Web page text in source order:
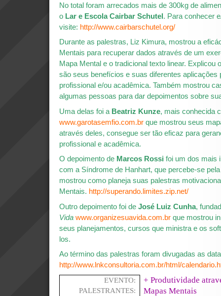
No total foram arrecados mais de 300kg de
o Lar e Escola Cairbar Schutel. Para conhecer
visite: http://www.cairbarschutel.org/
Durante as palestras, Liz Kimura, mostrou a
Mentais para recuperar dados através de um
Mapa Mental e o tradicional texto linear. Explicou
são seus benefícios e suas diferentes aplicações
profissional e/ou acadêmica. Também mostrou
algumas pessoas para dar depoimentos sobre
Uma delas foi a Beatriz Kunze, mais conhecida
www.garotasemfio.com.br que mostrou seus
através deles, consegue ser tão eficaz para
profissional e acadêmica.
O depoimento de Marcos Rossi foi um dos mais
com a Síndrome de Hanhart, que percebe-se
mostrou como planeja suas palestras
Mentais. http://superando.limites.zip.net/
Outro depoimento foi de José Luiz Cunha,
Vida www.organizesuavida.com.br que mostrou
seus planejamentos, cursos que ministra e os
los.
Ao término das palestras foram divugadas as
http://www.lnkconsultoria.com.br/html/
EVENTO:
PALESTRANTES:
+ Produtividade
Mapas Mentais